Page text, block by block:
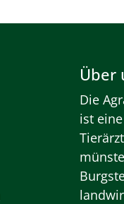
Über
Die
ist